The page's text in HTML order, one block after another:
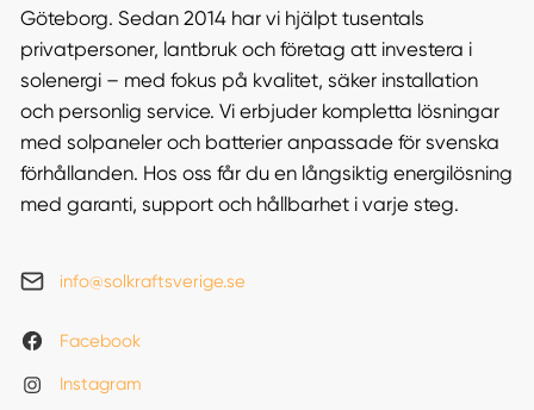
Göteborg. Sedan 2014 har vi hjälpt tusentals
privatpersoner, lantbruk och företag att investera i
solenergi – med fokus på kvalitet, säker installation
och personlig service. Vi erbjuder kompletta lösningar
med solpaneler och batterier anpassade för svenska
förhållanden. Hos oss får du en långsiktig energilösning
med garanti, support och hållbarhet i varje steg.
info@solkraftsverige.se
Facebook
Instagram